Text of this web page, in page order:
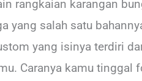
rangkaian karangan
yang salah satu
yang isinya terdiri
Caranya kamu